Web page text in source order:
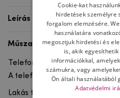
Leírás
Műszaki adatok
Telefon márka
A telefonmodellhez
Lakás típusa
Cookie-kat
hirdetések személyre
forgalom elemzésére.
használatára
megosztjuk hirdetési és
is, akik
információkkal,
számukra, vagy
Ön általi használatából
Adatvédelmi